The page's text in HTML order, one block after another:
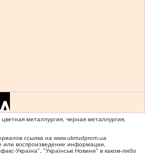
металлургия, черная металлургия,
ссылка на www.ukrrudprom.ua
или воспроизведение информации,
Україна", "Українськi Новини" в каком-либо